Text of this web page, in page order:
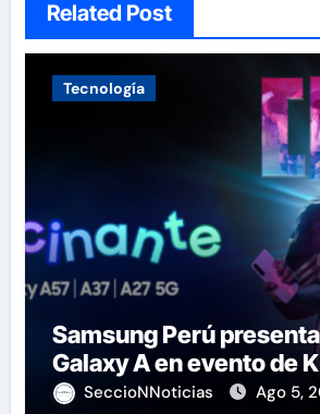
Related Post
Tecnología
Samsung Perú
Galaxy A en evento de
SeccioNNoticias Ago 5,